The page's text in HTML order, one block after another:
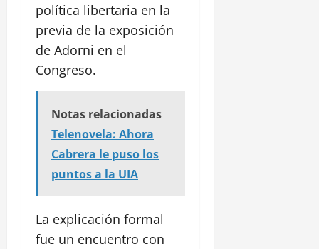
política libertaria en la
previa de la exposición
de Adorni en el
Congreso.
Notas relacionadas
Telenovela: Ahora
Cabrera le puso los
puntos a la UIA
La explicación formal
fue un encuentro con